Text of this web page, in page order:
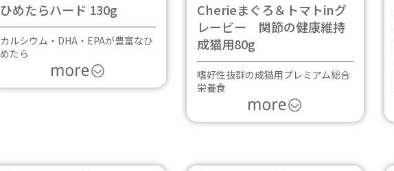
ひめたらハード 130g
カルシウム・DHA・EPAが豊富なひ
めたら
Cherieまぐろ＆トマトinグ
レービー 関節の健康維持
成猫用80g
嗜好性抜群の成猫用プレミアム総合
栄養食